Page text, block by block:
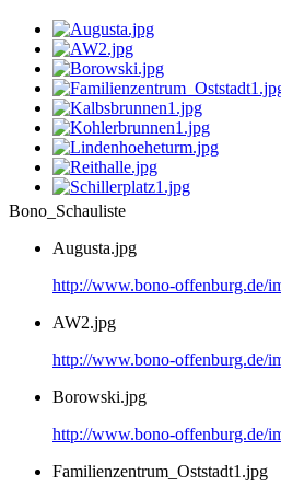
Bono_Schauliste
Augusta.jpg
http://www.bono-offenburg.de/
AW2.jpg
http://www.bono-offenburg.de/
Borowski.jpg
http://www.bono-offenburg.de/
Familienzentrum_Oststadt1.jpg